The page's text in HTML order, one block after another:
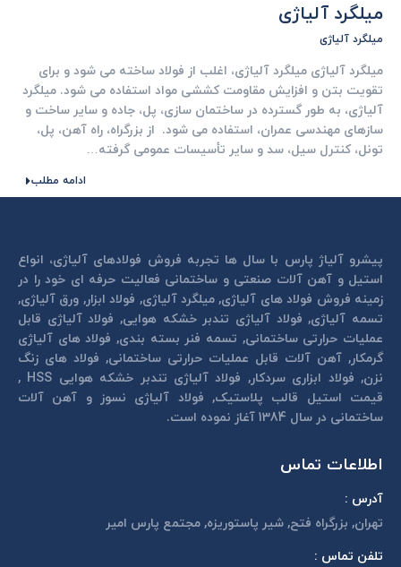
میلگرد آلیاژی
میلگرد آلیاژی
میلگرد آلیاژی میلگرد آلیاژی، اغلب از فولاد ساخته می شود و برای
تقویت بتن و افزایش مقاومت کششی مواد استفاده می شود. میلگرد
آلیاژی، به طور گسترده در ساختمان سازی، پل، جاده و سایر ساخت و
سازهای مهندسی عمران، استفاده می شود. از بزرگراه، راه آهن، پل،
تونل، کنترل سیل، سد و سایر تأسیسات عمومی گرفته…
ادامه مطلب
پیشرو آلیاژ پارس با سال ها تجربه فروش فولادهای آلیاژی، انواع
استیل و آهن آلات صنعتی و ساختمانی فعالیت حرفه ای خود را در
زمینه فروش فولاد های آلیاژی, میلگرد آلیاژی, فولاد ابزار, ورق آلیاژی,
تسمه آلیاژی, فولاد آلیاژی تندبر خشكه هوايی, فولاد آلیاژی قابل
عمليات حرارتی ساختمانی, تسمه فنر بسته بندی, فولاد های آلیاژی
گرمكار, آهن آلات قابل عمليات حرارتی ساختمانی, فولاد های زنگ
نزن, فولاد ابزاری سردكار, فولاد آلیاژی تندبر خشكه هوايی HSS ,
قیمت استیل قالب پلاستيک, فولاد آلیاژی نسوز و آهن آلات
ساختمانی در سال 1384 آغاز نموده است.
اطلاعات تماس
آدرس :
تهران, بزرگراه فتح, شير پاستوريزه, مجتمع پارس امير
تلفن تماس :